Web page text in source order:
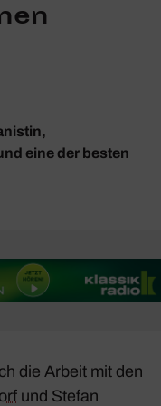
eine der besten
die Arbeit mit den
und Stefan